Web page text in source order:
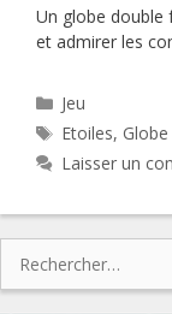
Un globe
et admirer les
Catégories
Jeu
Étiquettes
Etoiles,
Laisser un